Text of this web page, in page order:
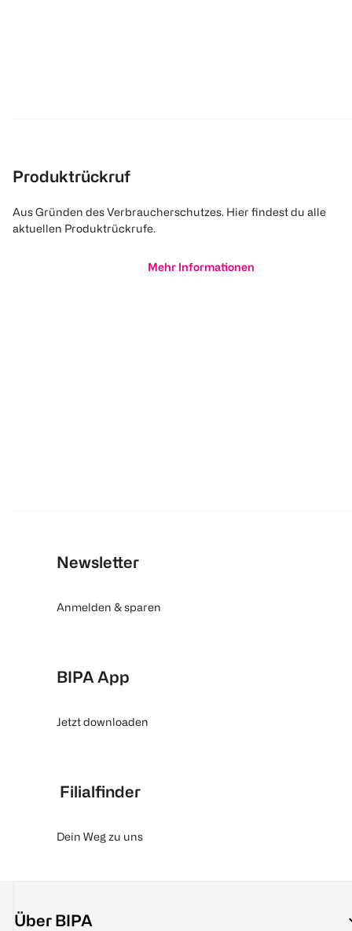
Produktrückruf
Aus Gründen des Verbraucherschutzes. Hier findest du alle
aktuellen Produktrückrufe.
Mehr Informationen
Newsletter
Anmelden & sparen
BIPA App
Jetzt downloaden
Filialfinder
Dein Weg zu uns
Über BIPA